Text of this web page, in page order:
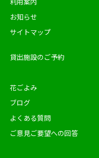
お知らせ
サイトマップ
貸出施設のご予約
花ごよみ
ブログ
よくある質問
ご意見ご要望への回答